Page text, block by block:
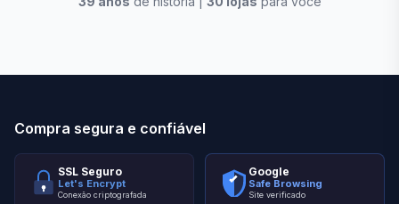
Compra segura e confiável
SSL Seguro
Let's Encrypt
Conexão criptografada
Google
Safe Browsing
Site verificado